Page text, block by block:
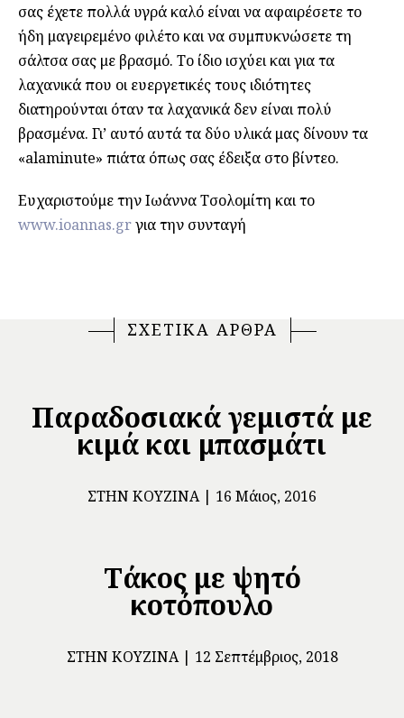
σας έχετε πολλά υγρά καλό είναι να αφαιρέσετε το
ήδη μαγειρεμένο φιλέτο και να συμπυκνώσετε τη
σάλτσα σας με βρασμό. Το ίδιο ισχύει και για τα
λαχανικά που οι ευεργετικές τους ιδιότητες
διατηρούνται όταν τα λαχανικά δεν είναι πολύ
βρασμένα. Γι’ αυτό αυτά τα δύο υλικά μας δίνουν τα
«alaminute» πιάτα όπως σας έδειξα στο βίντεο.
Ευχαριστούμε την Ιωάννα Τσολομίτη και το
www.ioannas.grγια την συνταγή
ΣΧΕΤΙΚΑ ΑΡΘΡΑ
Παραδοσιακά γεμιστά με
κιμά και μπασμάτι
ΣΤΗΝ ΚΟΥΖΊΝΑ 16 Μάιος, 2016
Τάκος με ψητό
κοτόπουλο
ΣΤΗΝ ΚΟΥΖΊΝΑ 12 Σεπτέμβριος, 2018